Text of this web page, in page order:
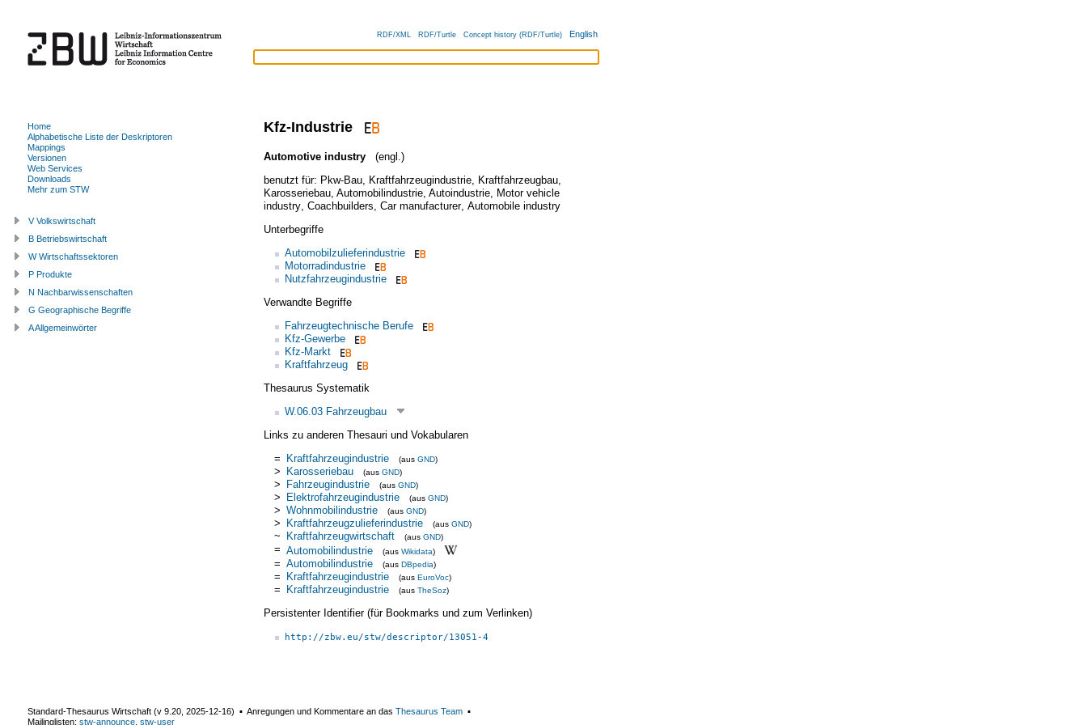
RDF/XML RDF/Turtle Concept history (RDF/Turtle) English
Kfz-Industrie
Automotive industry
(engl.)
benutzt für: Pkw-Bau, Kraftfahrzeugindustrie, Kraftfahrzeugbau,
Karosseriebau, Automobilindustrie, Autoindustrie, Motor vehicle
industry, Coachbuilders Car manufacturer, Automobile industry
Unterbegriffe
Automobilzulieferindustrie
Motorradindustrie
Nutzfahrzeugindustrie
Verwandte Begriffe
Fahrzeugtechnische Berufe
Kfz-Gewerbe
Kfz-Markt
Kraftfahrzeug
Thesaurus Systematik
W.06.03 Fahrzeugbau
Links zu anderen Thesauri und Vokabularen
= Kraftfahrzeugindustrie (aus GND)
> Karosseriebau (aus GND)
> Fahrzeugindustrie (aus GND)
> Elektrofahrzeugindustrie (aus GND)
> Wohnmobilindustrie (aus GND)
> Kraftfahrzeugzulieferindustrie (aus GND)
~ Kraftfahrzeugwirtschaft (aus GND)
= Automobilindustrie (aus Wikidata)
= Automobilindustrie (aus DBpedia)
= Kraftfahrzeugindustrie (aus EuroVoc)
= Kraftfahrzeugindustrie (aus TheSoz)
Persistenter Identifier (für Bookmarks und zum Verlinken)
http://zbw.eu/stw/descriptor/13051-4
Home
Alphabetische Liste der Deskriptoren
Mappings
Versionen
Web Services
Downloads
Mehr zum STW
V Volkswirtschaft
B Betriebswirtschaft
W Wirtschaftssektoren
P Produkte
N Nachbarwissenschaften
G Geographische Begriffe
A Allgemeinwörter
Standard-Thesaurus Wirtschaft (v 9.20 2025-12-16) ▪ Anregungen und Kommentare an das Thesaurus Team ▪
Mailinglisten: stw-announce stw-user